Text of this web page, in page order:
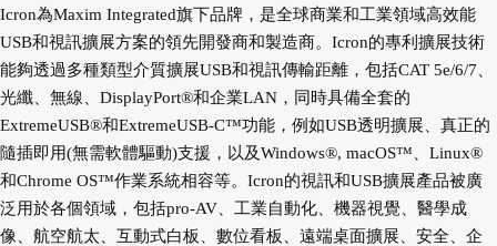
Icron為Maxim Integrated旗下品牌，是全球商業和工業領域高效能
USB和視訊擴展方案的領先開發商和製造商。Icron的專利擴展技術
能夠透過多種類型介質擴展USB和視訊傳輸距離，包括CAT 5e/6/7、
光纖、無線、DisplayPort®和企業LAN，同時具備全套的
ExtremeUSB®和ExtremeUSB-C™功能，例如USB透明擴展、真正的
隨插即用(無需軟體驅動)支援，以及Windows®, macOS™、Linux®
和Chrome OS™作業系統相容等。Icron的視訊和USB擴展產品被廣
泛用於各個領域，包括pro-AV、工業自動化、機器視覺、醫學成
像、航空航太、互動式白板、數位看板、遠端桌面擴展、安全、企